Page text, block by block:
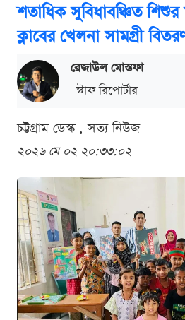
শতাধিক সুবিধাবঞ্চিত
ক্লাবের খেলনা সামগ্রী
রেজাউল মোস্তফা
স্টাফ রিপোর্টার
চট্টগ্রাম ডেস্ক . সত্য নিউজ
২০২৬ মে ০২ ২০:৩৩:০২